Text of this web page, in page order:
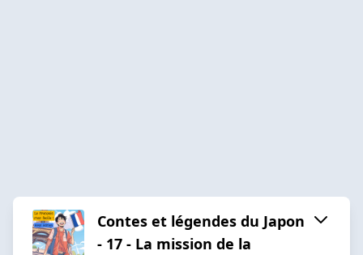
Contes et légendes du Japon
- 17 - La mission de la